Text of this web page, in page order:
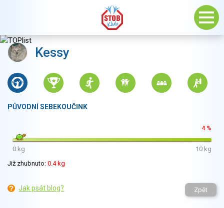
Kessy
PŮVODNÍ SEBEKOUČINK
4 %
0 kg
10 kg
Již zhubnuto: 0.4 kg
Jak psát blog? Zpět